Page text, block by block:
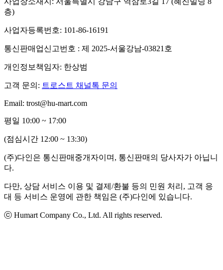
층)
사업자등록번호: 101-86-16191
통신판매업신고번호 : 제 2025-서울강남-03821호
개인정보책임자: 한상범
고객 문의: 트로스트 채널톡 문의
Email: trost@hu-mart.com
평일 10:00 ~ 17:00
(점심시간 12:00 ~ 13:30)
(주)다인은 통신판매중개자이며, 통신판매의 당사자가 아닙니
다.
다만, 상담 서비스 이용 및 결제/환불 등의 민원 처리, 고객 응
대 등 서비스 운영에 관한 책임은 (주)다인에 있습니다.
ⓒ Humart Company Co., Ltd. All rights reserved.